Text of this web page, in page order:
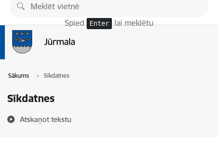
Pāriet uz lapas saturu
Spied Enter lai meklētu
Sākums Sīkdatnes
Sīkdatnes
Atskaņot tekstu